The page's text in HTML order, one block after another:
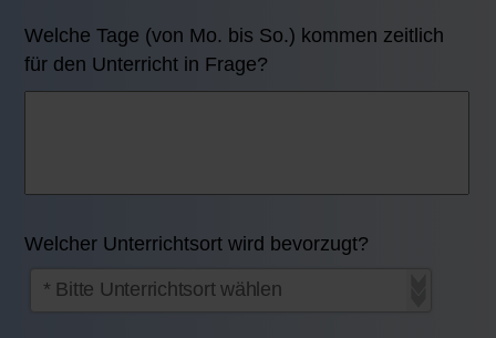
Welche Tage (von Mo. bis So.) kommen zeitlich
für den Unterricht in Frage?
Welcher Unterrichtsort wird bevorzugt?